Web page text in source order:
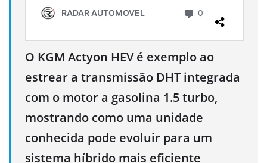
O KGM Actyon HEV é exemplo ao
estrear a transmissão DHT integrada
com o motor a gasolina 1.5 turbo,
mostrando como uma unidade
conhecida pode evoluir para um
sistema híbrido mais eficiente